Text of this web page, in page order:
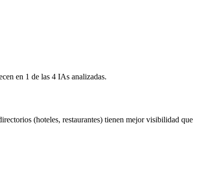
en 1 de las 4 IAs analizadas.
(hoteles, restaurantes) tienen mejor visibilidad que